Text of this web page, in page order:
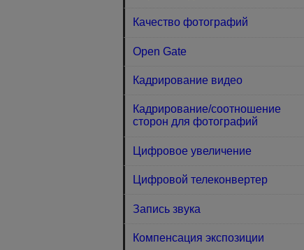
Качество фотографий
Open Gate
Кадрирование видео
Кадрирование/соотношение
сторон для фотографий
Цифровое увеличение
Цифровой телеконвертер
Запись звука
Компенсация экспозиции